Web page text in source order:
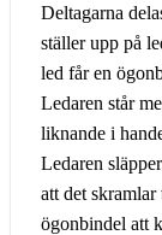
Deltagarna
ställer upp på
led får en
Ledaren står
liknande i
Ledaren
att det
ögonbindel att